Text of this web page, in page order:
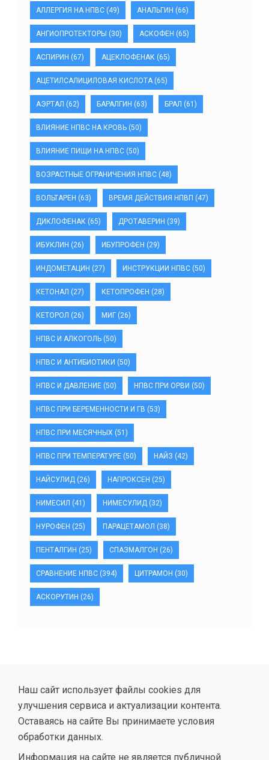
АЛЛЕРГИЯ НА НПВС (49) АНАЛЬГИН (66)
АНГИОПРОТЕКТОРЫ (30) АСКОФЕН (65)
АСПИРИН (67) АЦЕКЛОФЕНАК (65)
АЦЕТИЛСАЛИЦИЛОВАЯ КИСЛОТА(65)
АЭРТАЛ (62) БАРАЛГИН (63) БРАЛ (61)
ВЛИЯНИЕ НПВС НА КРОВЬ (50)
ВЛИЯНИЕ ПИЩИ НА НПВС (50)
ВОЗРАСТНЫЕ ОГРАНИЧЕНИЯ НПВС (48)
ВОЛЬТАРЕН (63) ВРЕМЯ ДЕЙСТВИЯ НПВП (47)
ДИКЛОФЕНАК (65) ДРОТАВЕРИН (39)
ИБУКЛИН (26) ИБУПРОФЕН (29)
ИНДОМЕТАЦИН (27) ИНСТРУКЦИИ НПВС (50)
КЕТОНАЛ (27) КЕТОПРОФЕН (28)
КЕТОРОЛ (26) МИГ (26)
НПВС И АЛКОГОЛЬ (50)
НПВС И АНТИБИОТИКИ (50)
НПВС И ДАВЛЕНИЕ (50) НПВС ПРИ ОРВИ (50)
НПВС ПРИ БЕРЕМЕННОСТИ И ГВ (53)
НПВС ПРИ МЕСЯЧНЫХ (51)
НПВС ПРИ ТЕМПЕРАТУРЕ (50) НАЙЗ (42)
НАЙСУЛИД (26) НАПРОКСЕН (25)
НИМЕСИЛ (41) НИМЕСУЛИД (32)
НУРОФЕН (25) ПАРАЦЕТАМОЛ (38)
ПЕНТАЛГИН (25) СПАЗМАЛГОН (26)
СРАВНЕНИЕ НПВС (394) ЦИТРАМОН (30)
АСКОРУТИН (26)
Наш сайт использует файлы cookies для
улучшения сервиса и актуализации контента.
Оставаясь на сайте Вы принимаете условия
обработки данных.
Информация на сайте не является публичной